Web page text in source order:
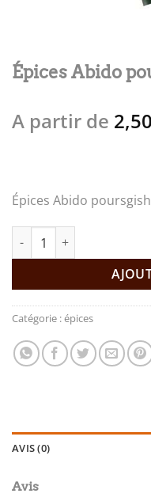
Épices Abido
A partir de 2,50
Épices Abido
quantité de Épices Abido
Catégorie :épices
AVIS (0)
Avis